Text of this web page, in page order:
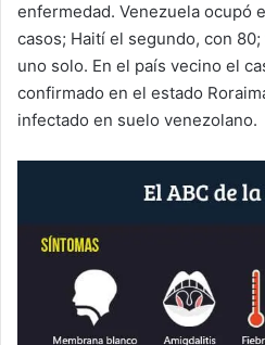
enfermedad. Venezuela ocupó
casos; Haití el segundo, con
uno solo. En el país vecino el
confirmado en el estado
infectado en suelo venezolano.